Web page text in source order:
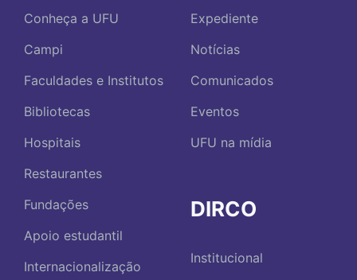
Conheça a UFU
Campi
Faculdades e Institutos
Bibliotecas
Hospitais
Restaurantes
Fundações
Apoio estudantil
Internacionalização
Expediente
Notícias
Comunicados
Eventos
UFU na mídia
DIRCO
Institucional